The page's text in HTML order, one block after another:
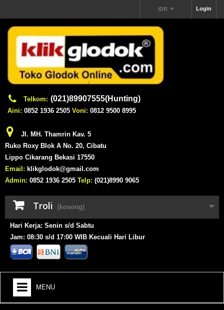
Login
IDR
Telkom: (021)89907555(Hunting)
Aini: 0852 1936 2505 Voni: 0812 9500 8995
Jl. MH. Thamrin Kav. 5
Ruko Roxy Blok A No. 20, Cibatu
Lippo Cikarang Bekasi 17550
Email: klikglodok@gmail.com
Admin: 0852 1936 2505 Telp: (021)8990 9065
Troli (kosong)
Hari Kerja: Senin s/d Sabtu
Jam: 08:30 s/d 17:00 WIB Kecuali Hari Libur
MENU